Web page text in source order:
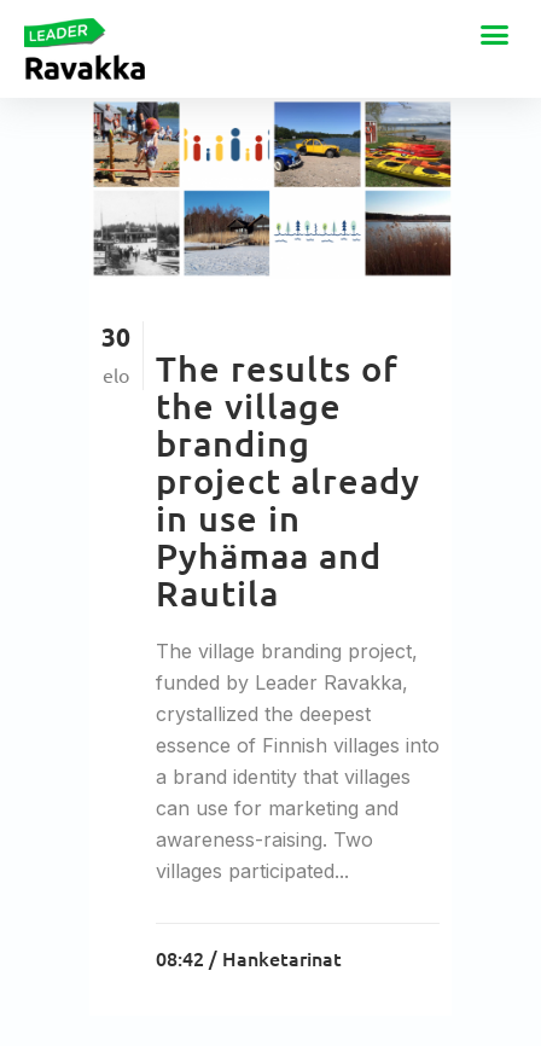
30
elo
The results of
the village
branding
project already
in use in
Pyhämaa and
Rautila
The village branding project,
funded by Leader Ravakka,
crystallized the deepest
essence of Finnish villages into
a brand identity that villages
can use for marketing and
awareness-raising. Two
villages participated...
08:42 / Hanketarinat